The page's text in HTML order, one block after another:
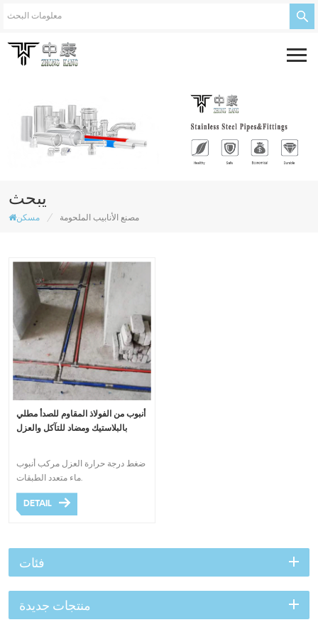
يبحث
مسكن / مصنع الأنابيب الملحومة
أنبوب من الفولاذ المقاوم للصدأ مطلي
بالبلاستيك ومضاد للتآكل والعزل
ضغط درجة حرارة العزل مركب أنبوب
ماء متعدد الطبقات.
DETAIL
فئات
منتجات جديدة